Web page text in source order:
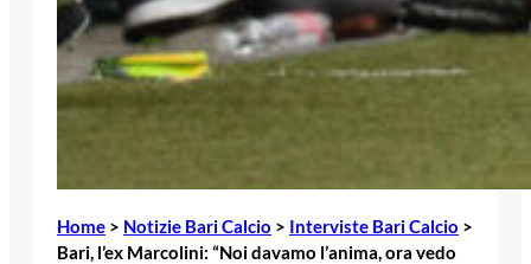
Home > Notizie Bari Calcio > Interviste Bari Calcio >
Bari, l’ex Marcolini: “Noi davamo l’anima, ora vedo